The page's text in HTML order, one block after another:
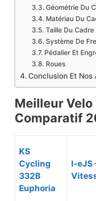
Géométrie Du
Matériau Du
Taille Du Cadre
Système De
Pédalier Et
Roues
Conclusion Et Nos
Meilleur
Comparatif
KS
Cycling
332B
Euphoria
I-eJS